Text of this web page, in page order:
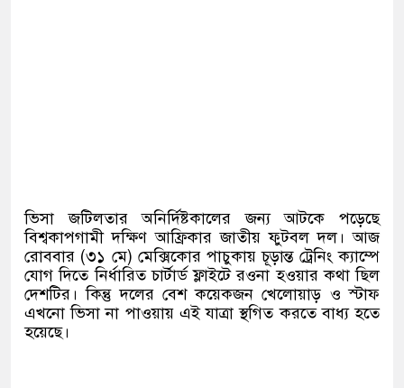
ভিসা জটিলতার অনির্দিষ্টকালের জন্য আটকে পড়েছে
বিশ্বকাপগামী দক্ষিণ আফ্রিকার জাতীয় ফুটবল দল। আজ
রোববার (৩১ মে) মেক্সিকোর পাচুকায় চূড়ান্ত ট্রেনিং ক্যাম্পে
যোগ দিতে নির্ধারিত চার্টার্ড ফ্লাইটে রওনা হওয়ার কথা ছিল
দেশটির। কিন্তু দলের বেশ কয়েকজন খেলোয়াড় ও স্টাফ
এখনো ভিসা না পাওয়ায় এই যাত্রা স্থগিত করতে বাধ্য হতে
হয়েছে।